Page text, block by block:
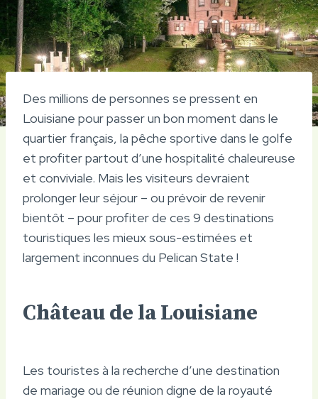
Des millions de personnes se pressent en
Louisiane pour passer un bon moment dans le
quartier français, la pêche sportive dans le golfe
et profiter partout d’une hospitalité chaleureuse
et conviviale. Mais les visiteurs devraient
prolonger leur séjour – ou prévoir de revenir
bientôt – pour profiter de ces 9 destinations
touristiques les mieux sous-estimées et
largement inconnues du Pelican State !
Château de la Louisiane
Les touristes à la recherche d’une destination
de mariage ou de réunion digne de la royauté